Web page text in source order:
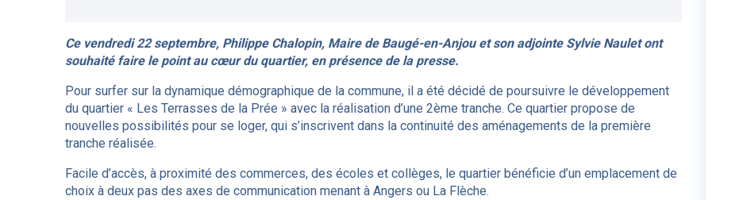
Ce vendredi 22 septembre, Philippe Chalopin, Maire de Baugé-en-Anjou et son adjointe Sylvie Naulet ont
souhaité faire le point au cœur du quartier, en présence de la presse.
Pour surfer sur la dynamique démographique de la commune, il a été décidé de poursuivre le développement
du quartier « Les Terrasses de la Prée » avec la réalisation d’une 2ème tranche. Ce quartier propose de
nouvelles possibilités pour se loger, qui s’inscrivent dans la continuité des aménagements de la première
tranche réalisée.
Facile d’accès, à proximité des commerces, des écoles et collèges, le quartier bénéficie d’un emplacement de
choix à deux pas des axes de communication menant à Angers ou La Flèche.